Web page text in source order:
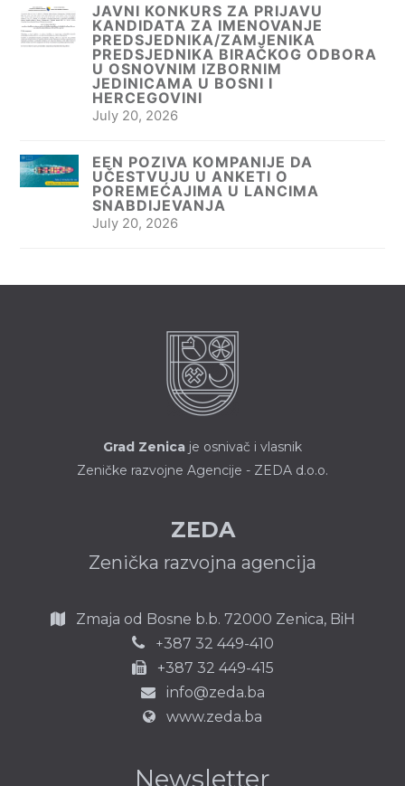
JAVNI KONKURS ZA PRIJAVU
KANDIDATA ZA IMENOVANJE
PREDSJEDNIKA/ZAMJENIKA
PREDSJEDNIKA BIRAČKOG ODBORA
U OSNOVNIM IZBORNIM
JEDINICAMA U BOSNI I
HERCEGOVINI
July 20, 2026
EEN POZIVA KOMPANIJE DA
UČESTVUJU U ANKETI O
POREMEĆAJIMA U LANCIMA
SNABDIJEVANJA
July 20, 2026
Grad Zenica je osnivač i vlasnik
Zeničke razvojne Agencije - ZEDA d.o.o.
ZEDA
Zenička razvojna agencija
Zmaja od Bosne b.b. 72000 Zenica, BiH
+387 32 449-410
+387 32 449-415
info@zeda.ba
www.zeda.ba
Newsletter